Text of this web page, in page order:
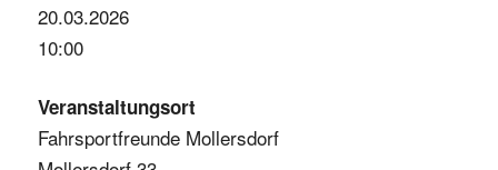
20.03.2026
10:00
Veranstaltungsort
Fahrsportfreunde Mollersdorf